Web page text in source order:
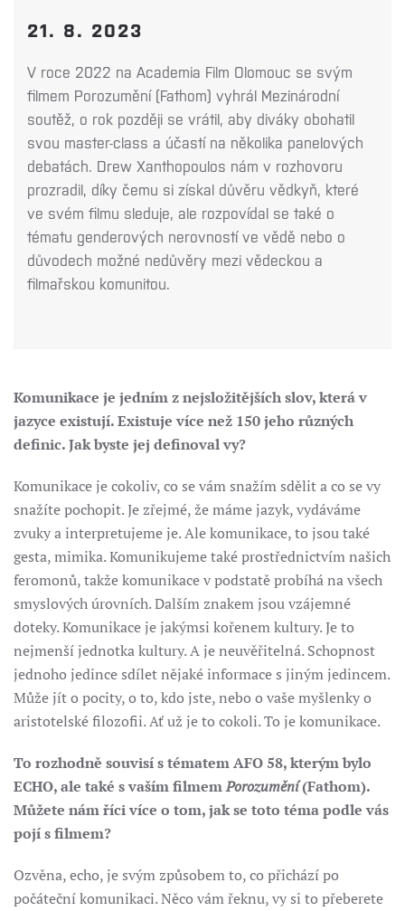
21. 8. 2023
V roce 2022 na Academia Film Olomouc se svým
filmem Porozumění (Fathom) vyhrál Mezinárodní
soutěž, o rok později se vrátil, aby diváky obohatil
svou master-class a účastí na několika panelových
debatách. Drew Xanthopoulos nám v rozhovoru
prozradil, díky čemu si získal důvěru vědkyň, které
ve svém filmu sleduje, ale rozpovídal se také o
tématu genderových nerovností ve vědě nebo o
důvodech možné nedůvěry mezi vědeckou a
filmařskou komunitou.
Komunikace je jedním z nejsložitějších slov, která v
jazyce existují. Existuje více než 150 jeho různých
definic. Jak byste jej definoval vy?
Komunikace je cokoliv, co se vám snažím sdělit a co se vy
snažíte pochopit. Je zřejmé, že máme jazyk, vydáváme
zvuky a interpretujeme je. Ale komunikace, to jsou také
gesta, mimika. Komunikujeme také prostřednictvím našich
feromonů, takže komunikace v podstatě probíhá na všech
smyslových úrovních. Dalším znakem jsou vzájemné
doteky. Komunikace je jakýmsi kořenem kultury. Je to
nejmenší jednotka kultury. A je neuvěřitelná. Schopnost
jednoho jedince sdílet nějaké informace s jiným jedincem.
Může jít o pocity, o to, kdo jste, nebo o vaše myšlenky o
aristotelské filozofii. Ať už je to cokoli. To je komunikace.
To rozhodně souvisí s tématem AFO 58, kterým bylo
ECHO, ale také s vaším filmemPorozumění(Fathom).
Můžete nám říci více o tom, jak se toto téma podle vás
pojí s filmem?
Ozvěna, echo, je svým způsobem to, co přichází po
počáteční komunikaci. Něco vám řeknu, vy si to přeberete